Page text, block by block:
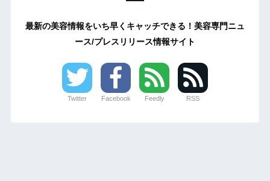
最新の美容情報をいち早くキャッチできる！美容専門ニュ
ース/プレスリリース情報サイト
Twitter Facebook Feedly RSS